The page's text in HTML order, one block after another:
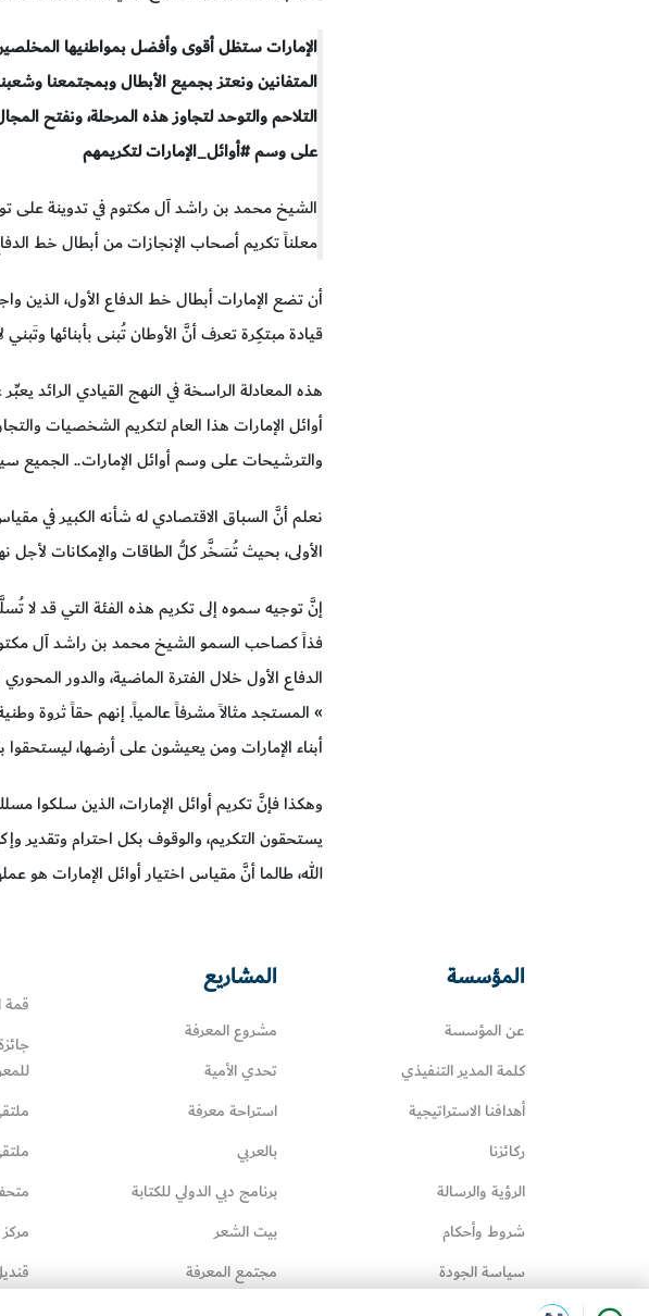
الإمارات ستظل أقوى وأفضل بمواطنيها
المتفانين ونعتز بجميع الأبطال وبمجتمعنا
التلاحم والتوحد لتجاوز هذه المرحلة، ونفتح
على وسم #أوائل_الإمارات لتكريمهم
الشيخ محمد بن راشد آل مكتوم في تدوينة على
معلناً تكريم أصحاب الإنجازات من أبطال خط
أن تضع الإمارات أبطال خط الدفاع الأول،
قيادة مبتكِرة تعرف أنَّ الأوطان تُبنى بأبنائها وتَبني
هذه المعادلة الراسخة في النهج القيادي
والترشيحات على وسم أوائل الإمارات.. الجميع
نعلم أنَّ السباق الاقتصادي له شأنه الكبير في
الأولى، بحيث تُسَخَّر كلُّ الطاقات والإمكانات لأجل
إنَّ توجيه سموه إلى تكريم هذه الفئة التي قد لا
فذاً كصاحب السمو الشيخ محمد بن راشد آل
الدفاع الأول خلال الفترة الماضية، والدور
» المستجد مثالاً مشرفاً عالمياً. إنهم حقاً ثروة
أبناء الإمارات ومن يعيشون على أرضها،
وهكذا فإنَّ تكريم أوائل الإمارات، الذين سلكوا
يستحقون التكريم، والوقوف بكل احترام وتقدير
الله، طالما أنَّ مقياس اختيار أوائل الإمارات
المؤسسة
عن المؤسسة
كلمة المدير التنفيذي
أهدافنا الاستراتيجية
ركائزنا
الرؤية والرسالة
شروط وأحكام
سياسة الجودة
المشاريع
مشروع المعرفة
تحدي الأمية
استراحة معرفة
بالعربي
برنامج دبي الدولي للكتابة
بيت الشعر
مجتمع المعرفة
قمة